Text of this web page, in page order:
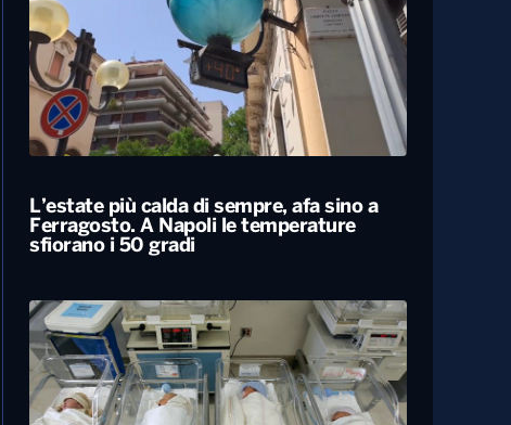
L’estate più calda di sempre, afa sino a
Ferragosto. A Napoli le temperature
sfiorano i 50 gradi